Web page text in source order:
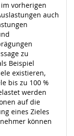
vorherigen
auch
zu
Beispiel
existieren,
bis zu 100 %
werden
auf die
eines Zieles
können